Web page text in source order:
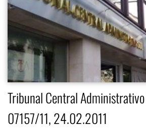
Tribunal Central
07157/11, 24.02.2011